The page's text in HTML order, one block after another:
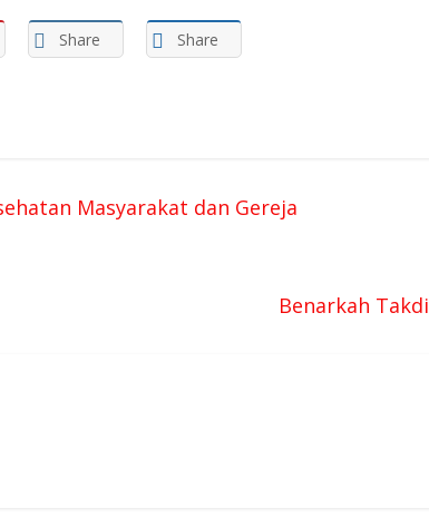
Share Share
Masyarakat dan Gereja
Benarkah